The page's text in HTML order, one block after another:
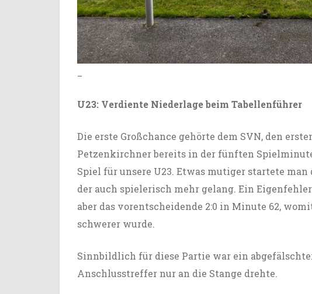
U23: Verdiente Niederlage beim Tabellenführer
Die erste Großchance gehörte dem SVN, den
Petzenkirchner bereits in der fünften
Spiel für unsere U23. Etwas mutiger startete
der auch spielerisch mehr gelang. Ein
aber das vorentscheidende 2:0 in Minute 62,
schwerer wurde.
Sinnbildlich für diese Partie war ein
Anschlusstreffer nur an die Stange drehte.